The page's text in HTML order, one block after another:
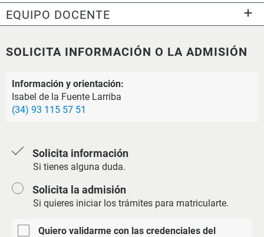
EQUIPO DOCENTE
SOLICITA INFORMACIÓN O LA ADMISIÓN
Información y orientación:
Isabel de la Fuente Larriba
(34) 93 115 57 51
Solicita información
Si tienes alguna duda.
Solicita la admisión
Si quieres iniciar los trámites para matricularte.
Quiero validarme con las credenciales del